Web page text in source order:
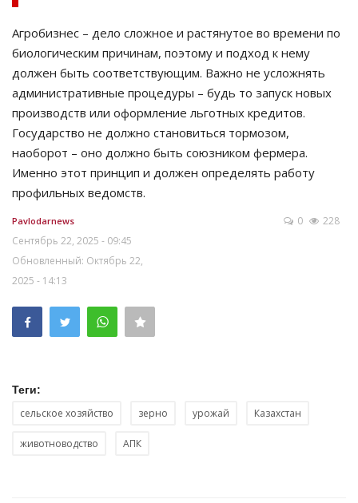
Агробизнес – дело сложное и растянутое во времени по
биологическим причинам, поэтому и подход к нему
должен быть соответствующим. Важно не усложнять
административные процедуры – будь то запуск новых
производств или оформление льготных кредитов.
Государство не должно становиться тормозом,
наоборот – оно должно быть союзником фермера.
Именно этот принцип и должен определять работу
профильных ведомств.
Pavlodarnews
Сентябрь 22, 2025 - 09:45
Обновленный: Октябрь 22,
2025 - 14:13
0 228
Теги:
сельское хозяйство зерно урожай Казахстан
животноводство АПК